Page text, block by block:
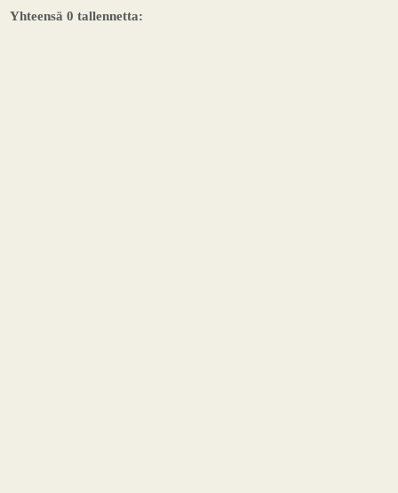
Yhteensä 0 tallennetta: